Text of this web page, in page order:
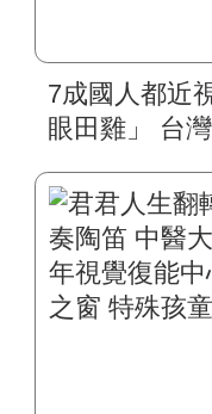
7成國人都近視 台灣兒少近9成是
眼田雞」 台灣
眼科醫學中